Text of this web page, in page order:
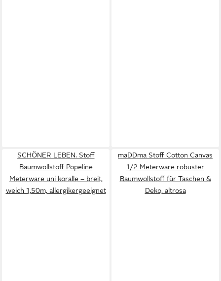
SCHÖNER LEBEN. Stoff
Baumwollstoff Popeline
Meterware uni koralle – breit,
weich 1,50m, allergikergeeignet
maDDma Stoff Cotton Canvas
1/2 Meterware robuster
Baumwollstoff für Taschen &
Deko, altrosa